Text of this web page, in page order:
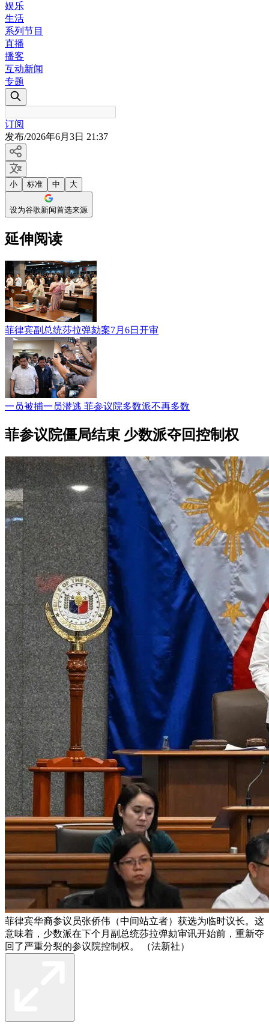
娱乐
生活
系列节目
直播
播客
互动新闻
专题
订阅
发布/2026年6月3日 21:37
小 标准 中 大
设为谷歌新闻首选来源
延伸阅读
菲律宾副总统莎拉弹劾案7月6日开审
一员被捕一员潜逃 菲参议院多数派不再多数
菲参议院僵局结束 少数派夺回控制权
菲律宾华裔参议员张侨伟（中间站立者）获选为临时议长。这
意味着，少数派在下个月副总统莎拉弹劾审讯开始前，重新夺
回了严重分裂的参议院控制权。 （法新社）